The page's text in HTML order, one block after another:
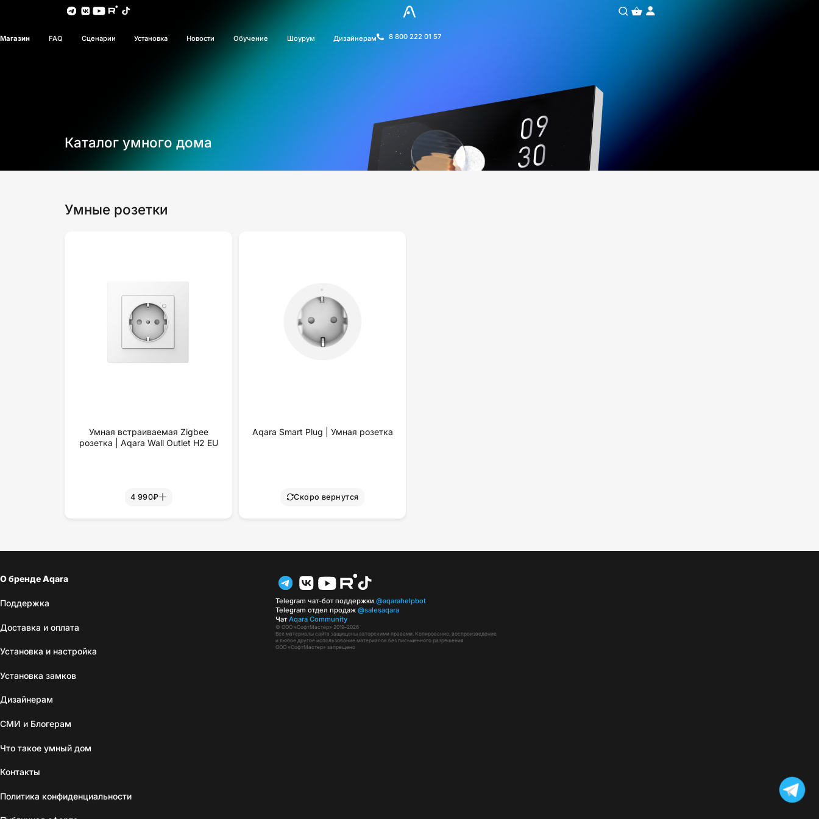
Магазин FAQ Сценарии Установка Новости Обучение Шоурум Дизайнерам 8 800 222 01 57
Каталог умного дома
Умные розетки
Умная встраиваемая Zigbee
розетка | Aqara Wall Outlet H2 EU
4 990₽
Aqara Smart Plug | Умная розетка
Скоро вернутся
О бренде Aqara
Поддержка
Доставка и оплата
Установка и настройка
Установка замков
Дизайнерам
СМИ и Блогерам
Что такое умный дом
Контакты
Политика конфиденциальности
Telegram чат-бот поддержки @aqarahelpbot
Telegram отдел продаж@salesaqara
ЧатAqara Community
© ООО «СофтМастер» 2019–2026
Все материалы сайта защищены авторскими правами. Копирование, воспроизведение
и любое другое использование материалов без письменного разрешения
ООО «СофтМастер» запрещено